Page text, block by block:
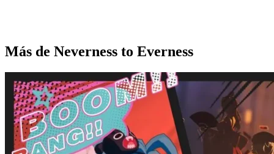
Más de Neverness to Everness